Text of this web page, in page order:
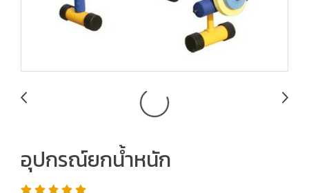
อุปกรณ์ยกน้ำหนัก